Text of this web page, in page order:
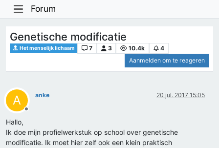
Forum
Genetische modificatie
Het menselijk lichaam 7 3 10.4k
4
Aanmelden om te reageren
A
Offline
anke 20 jul. 2017 15:05
Hallo,
Ik doe mijn profielwerkstuk op school over genetische
modificatie. Ik moet hier zelf ook een klein praktisch